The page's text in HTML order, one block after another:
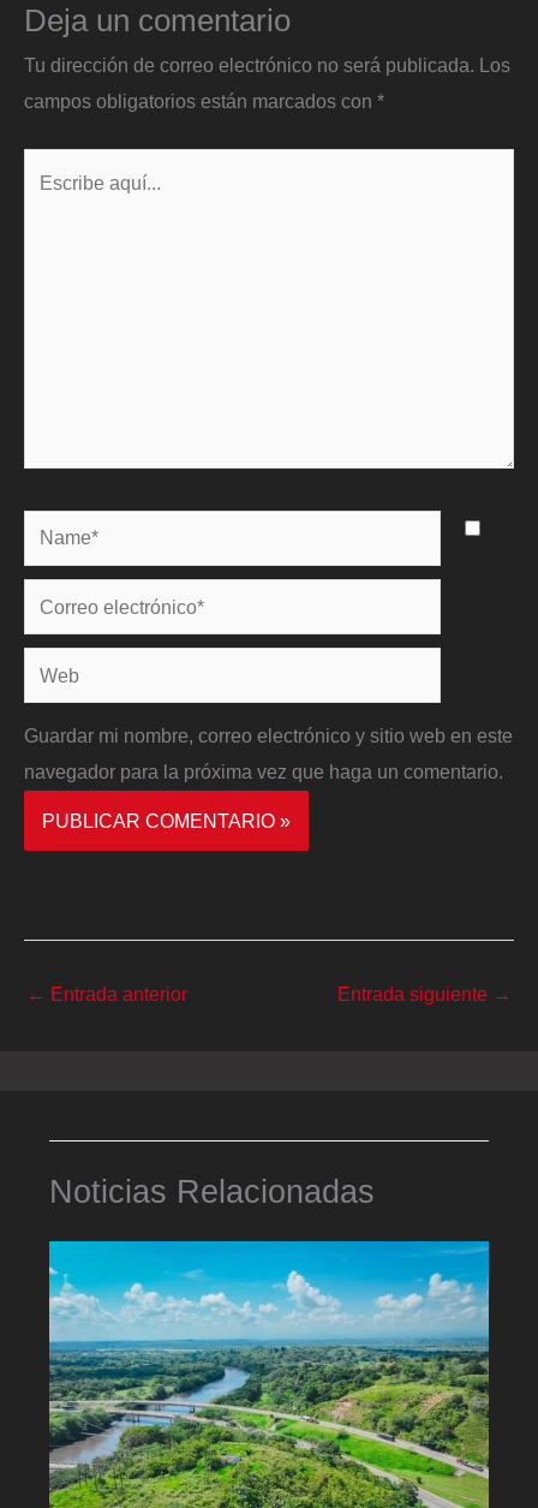
Deja un comentario
Tu dirección de correo electrónico no será publicada. Los
campos obligatorios están marcados con *
Name*
Correo
electrónico*
Web
Guardar mi nombre, correo electrónico y sitio web en este
navegador para la próxima vez que haga un comentario.
← Entrada anterior Entrada siguiente →
Noticias Relacionadas